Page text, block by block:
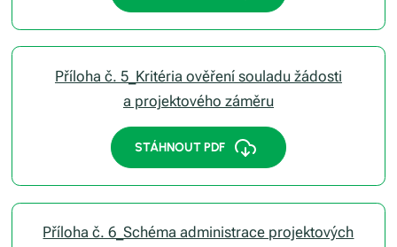
Příloha č. 5_Kritéria ověření souladu žádosti
a projektového záměru
STÁHNOUT PDF
Příloha č. 6_Schéma administrace projektových